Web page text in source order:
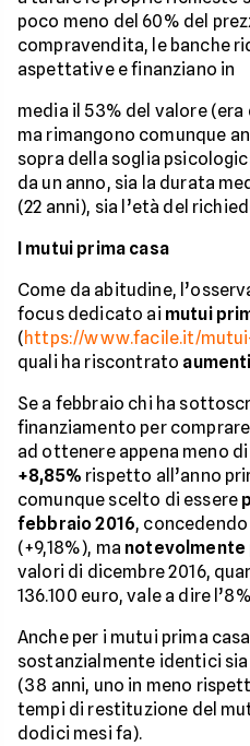
poco meno del 60% del
compravendita, le banche
aspettative e finanziano in
media il 53% del valore (era
ma rimangono comunque
sopra della soglia
da un anno, sia la durata
(22 anni), sia l’età del
I mutui prima casa
Come da abitudine,
focus dedicato ai mutui
(https://www.facile.it/
quali ha riscontrato
Se a febbraio chi ha
finanziamento per
ad ottenere appena meno
+8,85% rispetto all’anno
comunque scelto di essere
febbraio 2016,
(+9,18%), ma notevolmente
valori di dicembre 2016,
136.100 euro, vale a dire
Anche per i mutui prima
sostanzialmente identici
(38 anni, uno in meno
tempi di restituzione del
dodici mesi fa).